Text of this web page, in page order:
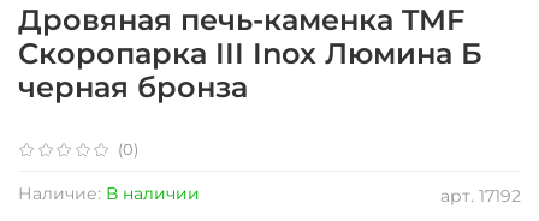
(0)
арт. 17192
Наличие: В наличии
Дровяная печь-каменка TMF
Скоропарка III Inox Люмина Б
черная бронза